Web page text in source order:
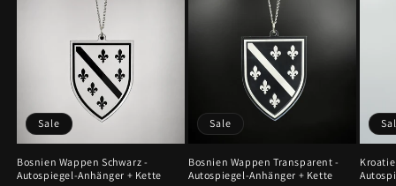
Sale
Bosnien Wappen Schwarz -
Autospiegel-Anhänger + Kette
Sale
Bosnien Wappen Transparent -
Autospiegel-Anhänger + Kette